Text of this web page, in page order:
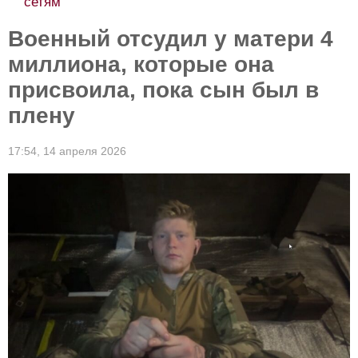
Военный отсудил у матери 4
миллиона, которые она
присвоила, пока сын был в
плену
17:54, 14 апреля 2026